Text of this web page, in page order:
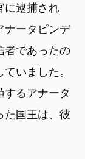
に逮捕され
ナータピンデ
者であったの
いました。
るアナータ
た国王は、彼